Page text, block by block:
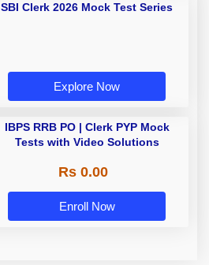
SBI Clerk 2026 Mock Test Series
Explore Now
IBPS RRB PO | Clerk PYP Mock
Tests with Video Solutions
Rs 0.00
Enroll Now